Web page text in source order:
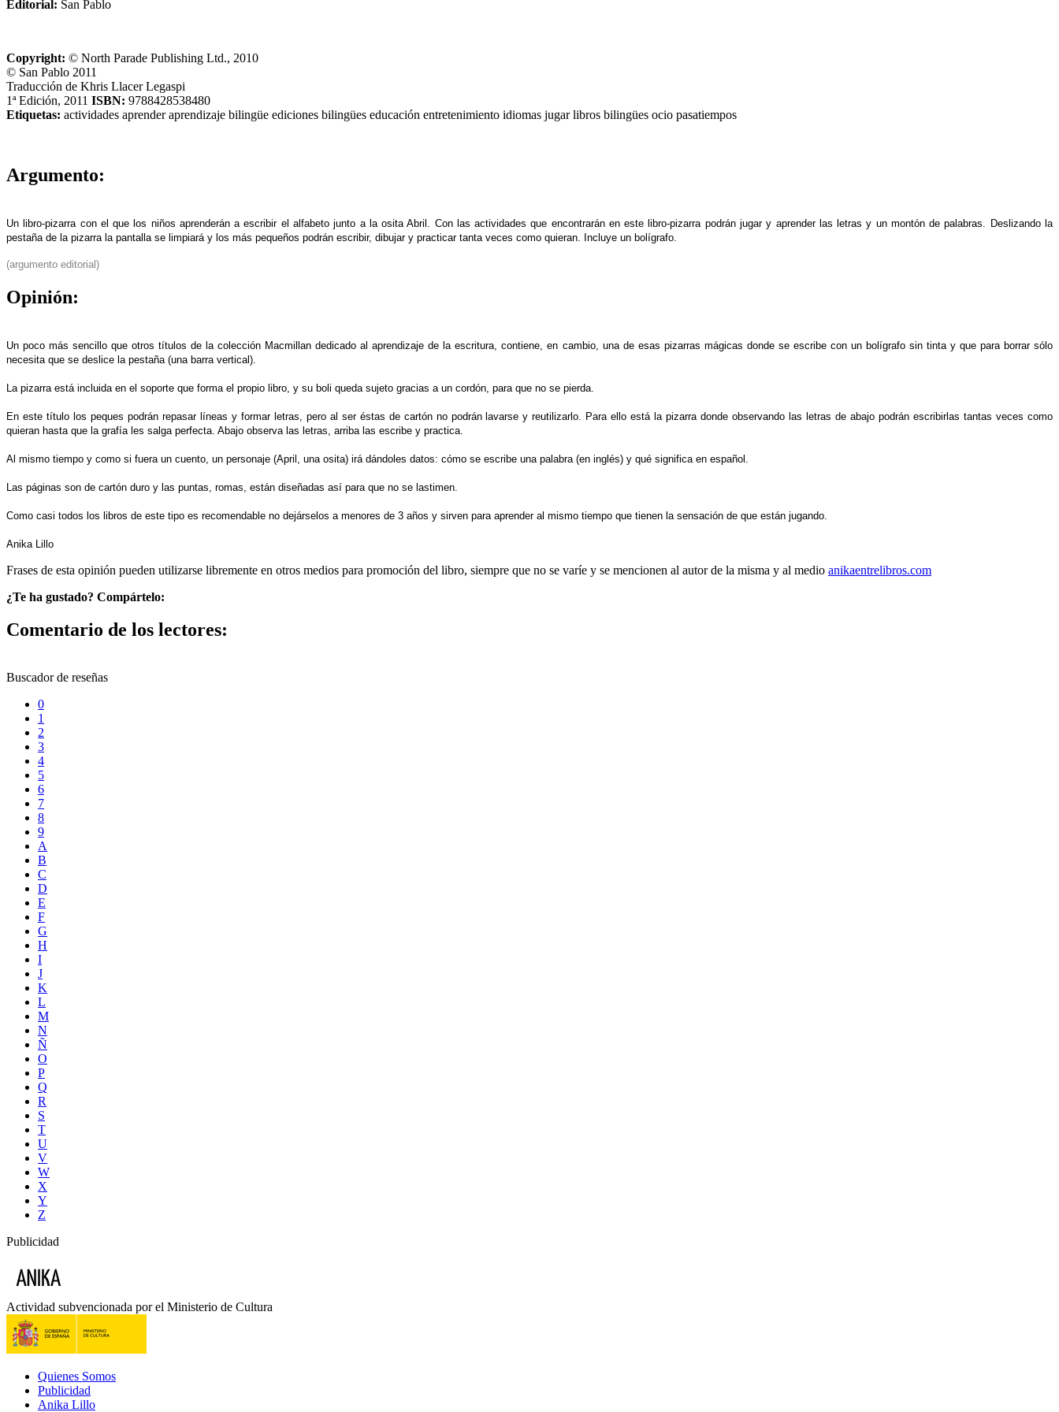
Editorial: San Pablo
Copyright: © North Parade Publishing Ltd., 2010
© San Pablo 2011
Traducción de Khris Llacer Legaspi
1ª Edición, 2011 ISBN: 9788428538480
Etiquetas: actividades aprenderaprendizaje bilingüe ediciones bilingües educación entretenimiento idiomas jugarlibros bilingües ocio pasatiempos
Argumento:
Un libro-pizarra con el que los niños aprenderán a escribir el alfabeto junto a la osita Abril. Con las actividades que encontrarán en este libro-pizarra podrán jugar y aprender las letras y un montón de palabras. Deslizando la
pestaña de la pizarra la pantalla se limpiará y los más pequeños podrán escribir, dibujar y practicar tanta veces como quieran. Incluye un bolígrafo.
(argumento editorial)
Opinión:
Un poco más sencillo que otros títulos de la colección Macmillan dedicado al aprendizaje de la escritura, contiene, en cambio, una de esas pizarras mágicas donde se escribe con un bolígrafo sin tinta y que para borrar sólo
necesita que se deslice la pestaña (una barra vertical).
La pizarra está incluida en el soporte que forma el propio libro, y su boli queda sujeto gracias a un cordón, para que no se pierda.
En este título los peques podrán repasar líneas y formar letras, pero al ser éstas de cartón no podrán lavarse y reutilizarlo. Para ello está la pizarra donde observando las letras de abajo podrán escribirlas tantas veces como
quieran hasta que la grafía les salga perfecta. Abajo observa las letras, arriba las escribe y practica.
Al mismo tiempo y como si fuera un cuento, un personaje (April, una osita) irá dándoles datos: cómo se escribe una palabra (en inglés) y qué significa en español.
Las páginas son de cartón duro y las puntas, romas, están diseñadas así para que no se lastimen.
Como casi todos los libros de este tipo es recomendable no dejárselos a menores de 3 años y sirven para aprender al mismo tiempo que tienen la sensación de que están jugando.
Anika Lillo
Frases de esta opinión pueden utilizarse libremente en otros medios para promoción del libro, siempre que no se varíe y se mencionen al autor de la misma y al medio anikaentrelibros.com
¿Te ha gustado? Compártelo:
Comentario de los lectores:
Buscador de reseñas
0
1
2
3
4
5
6
7
8
9
A
B
C
D
E
F
G
H
I
J
K
L
M
N
Ñ
O
P
Q
R
S
T
U
V
W
X
Y
Z
Publicidad
Actividad subvencionada por el Ministerio de Cultura
Quienes Somos
Publicidad
Anika Lillo